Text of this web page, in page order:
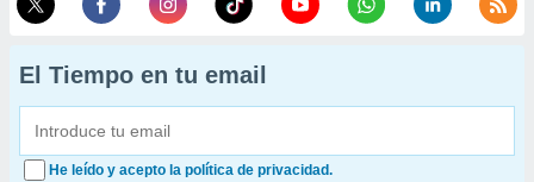
El Tiempo en tu email
He leído y acepto la política de privacidad.